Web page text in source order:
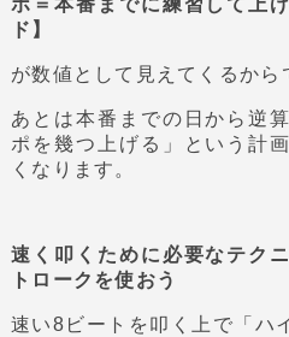
ポ＝本番までに練習して上
ド】
が数値として見えてくるから
あとは本番までの日から逆
ポを幾つ上げる」という計
くなります。
速く叩くために必要なテク
トロークを使おう
速い8ビートを叩く上で「ハ